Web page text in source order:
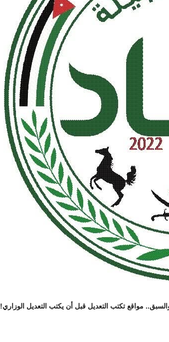
مواقع تكتب التعديل قبل أن يكتب التعديل الوزاري!